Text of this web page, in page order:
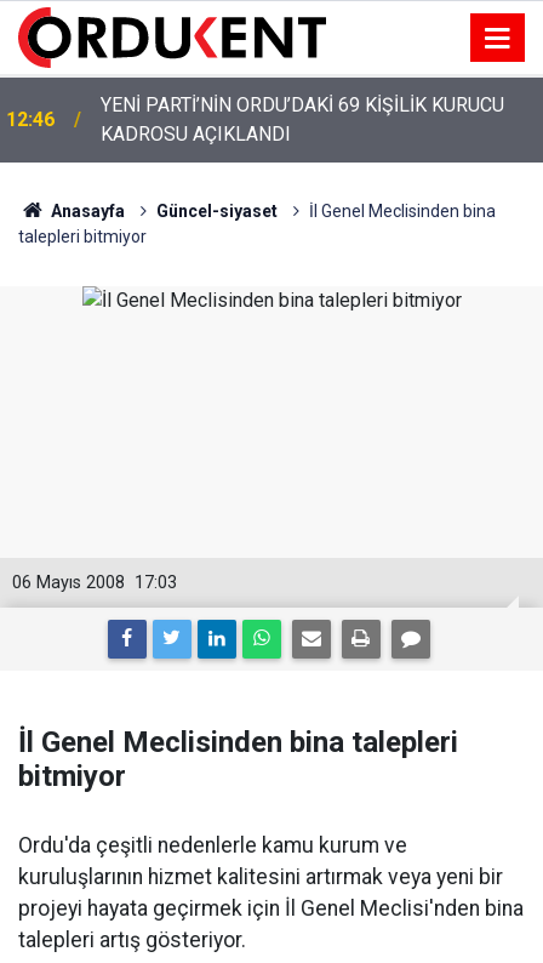
12:46
YENİ PARTİ’NİN ORDU’DAKİ 69 KİŞİLİK KURUCU
KADROSU AÇIKLANDI
Anasayfa Güncel-siyaset
İl Genel Meclisinden bina
talepleri bitmiyor
17:03
06 Mayıs 2008
İl Genel Meclisinden bina talepleri
bitmiyor
Ordu'da çeşitli nedenlerle kamu kurum ve
kuruluşlarının hizmet kalitesini artırmak veya yeni bir
projeyi hayata geçirmek için İl Genel Meclisi'nden bina
talepleri artış gösteriyor.